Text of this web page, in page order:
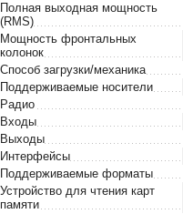
Полная выходная мощность
(RMS)
Мощность фронтальных
колонок
Cпособ загрузки/механика
Поддерживаемые носители
Радио
Входы
Выходы
Интерфейсы
Поддерживаемые форматы
Устройство для чтения карт
памяти